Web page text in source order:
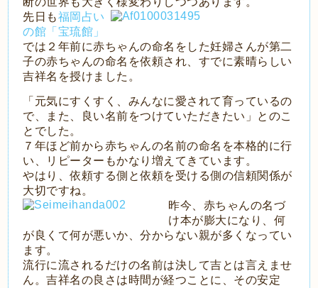
先日も福岡占い
の館「宝琉館」
では２年前に赤ちゃんの命名をした妊婦さんが第二
子の赤ちゃんの命名を依頼され、すでに素晴らしい
吉祥名を授けました。
「元気にすくすく、みんなに愛されて育っているの
で、また、良い名前をつけていただきたい」とのこ
とでした。
７年ほど前から赤ちゃんの名前の命名を本格的に行
い、リピーターもかなり増えてきています。
やはり、依頼する側と依頼を受ける側の信頼関係が
大切ですね。
昨今、赤ちゃんの名づ
け本が膨大になり、何
が良くて何が悪いか、分からない親が多くなってい
ます。
流行に流されるだけの名前は決して吉とは言えませ
ん。吉祥名の良さは時間が経つことに、その安定